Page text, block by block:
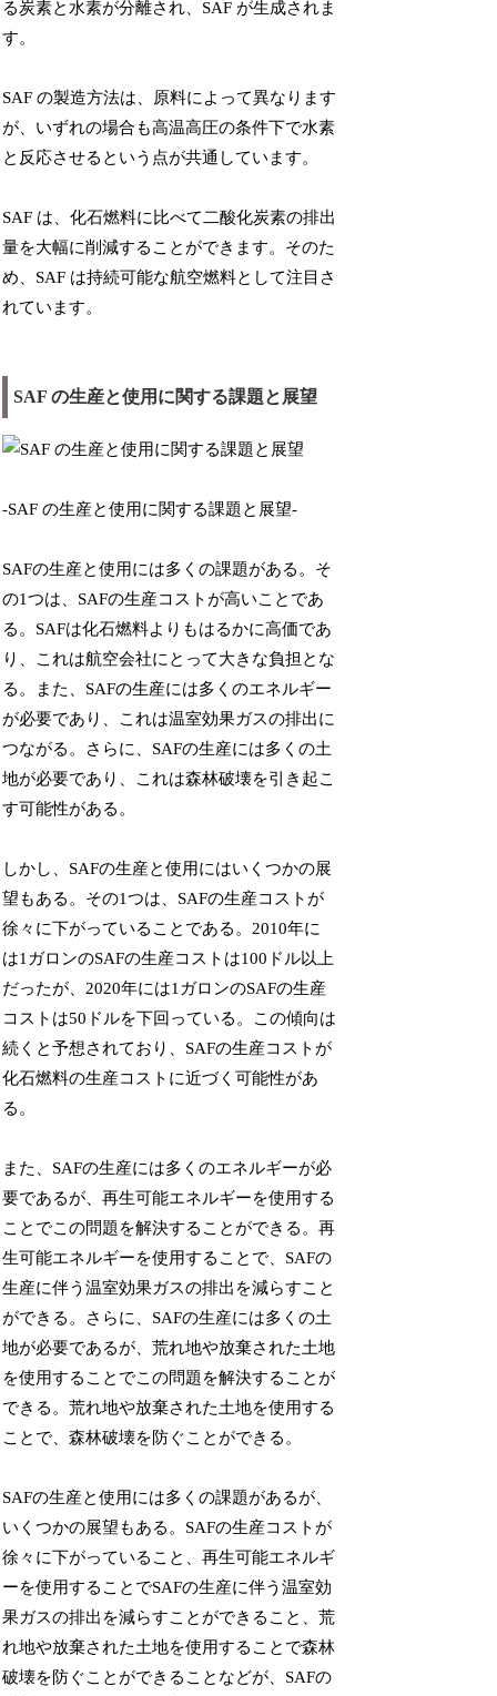
る炭素と水素が分離され、SAF が生成されま
す。
SAF の製造方法は、原料によって異なります
が、いずれの場合も高温高圧の条件下で水素
と反応させるという点が共通しています。
SAF は、化石燃料に比べて二酸化炭素の排出
量を大幅に削減することができます。そのた
め、SAF は持続可能な航空燃料として注目さ
れています。
SAF の生産と使用に関する課題と展望
-SAF の生産と使用に関する課題と展望-
SAFの生産と使用には多くの課題がある。そ
の1つは、SAFの生産コストが高いことであ
る。SAFは化石燃料よりもはるかに高価であ
り、これは航空会社にとって大きな負担とな
る。また、SAFの生産には多くのエネルギー
が必要であり、これは温室効果ガスの排出に
つながる。さらに、SAFの生産には多くの土
地が必要であり、これは森林破壊を引き起こ
す可能性がある。
しかし、SAFの生産と使用にはいくつかの展
望もある。その1つは、SAFの生産コストが
徐々に下がっていることである。2010年に
は1ガロンのSAFの生産コストは100ドル以上
だったが、2020年には1ガロンのSAFの生産
コストは50ドルを下回っている。この傾向は
続くと予想されており、SAFの生産コストが
化石燃料の生産コストに近づく可能性があ
る。
また、SAFの生産には多くのエネルギーが必
要であるが、再生可能エネルギーを使用する
ことでこの問題を解決することができる。再
生可能エネルギーを使用することで、SAFの
生産に伴う温室効果ガスの排出を減らすこと
ができる。さらに、SAFの生産には多くの土
地が必要であるが、荒れ地や放棄された土地
を使用することでこの問題を解決することが
できる。荒れ地や放棄された土地を使用する
ことで、森林破壊を防ぐことができる。
SAFの生産と使用には多くの課題があるが、
いくつかの展望もある。SAFの生産コストが
徐々に下がっていること、再生可能エネルギ
ーを使用することでSAFの生産に伴う温室効
果ガスの排出を減らすことができること、荒
れ地や放棄された土地を使用することで森林
破壊を防ぐことができることなどが、SAFの